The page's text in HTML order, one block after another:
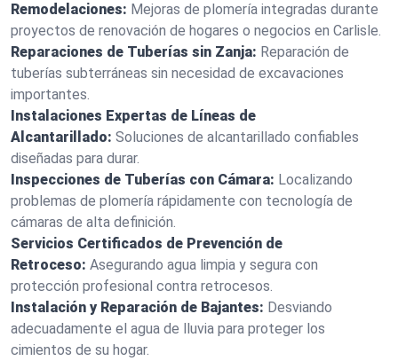
Remodelaciones: Mejoras de plomería integradas durante
proyectos de renovación de hogares o negocios en Carlisle.
Reparaciones de Tuberías sin Zanja: Reparación de
tuberías subterráneas sin necesidad de excavaciones
importantes.
Instalaciones Expertas de Líneas de
Alcantarillado: Soluciones de alcantarillado confiables
diseñadas para durar.
Inspecciones de Tuberías con Cámara: Localizando
problemas de plomería rápidamente con tecnología de
cámaras de alta definición.
Servicios Certificados de Prevención de
Retroceso: Asegurando agua limpia y segura con
protección profesional contra retrocesos.
Instalación y Reparación de Bajantes: Desviando
adecuadamente el agua de lluvia para proteger los
cimientos de su hogar.